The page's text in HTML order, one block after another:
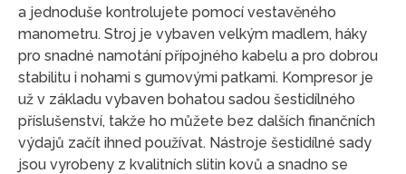
a jednoduše kontrolujete pomocí vestavěného
manometru. Stroj je vybaven velkým madlem, háky
pro snadné namotání přípojného kabelu a pro dobrou
stabilitu i nohami s gumovými patkami. Kompresor je
už v základu vybaven bohatou sadou šestidílného
příslušenství, takže ho můžete bez dalších finančních
výdajů začít ihned používat. Nástroje šestidílné sady
jsou vyrobeny z kvalitních slitin kovů a snadno se